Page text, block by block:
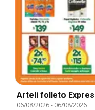
Arteli folleto
06/08/2026- 06/08/2026